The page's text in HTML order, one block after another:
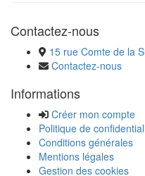
Contactez-nous
15 rue Comte de la
Contactez-nous
Informations
Créer mon compte
Politique de
Conditions générales
Mentions légales
Gestion des cookies